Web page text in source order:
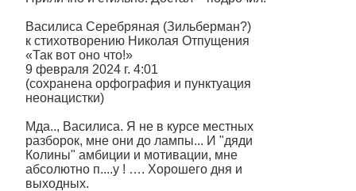
Василиса Серебряная (Зильберман?)
к стихотворению Николая Отпущения
«Так вот оно что!»
9 февраля 2024 г. 4:01
(сохранена орфография и пунктуация
неонацистки)
Мда.., Василиса. Я не в курсе местных
разборок, мне они до лампы... И "дяди
Колины" амбиции и мотивации, мне
абсолютно п....у ! …. Хорошего дня и
выходных.